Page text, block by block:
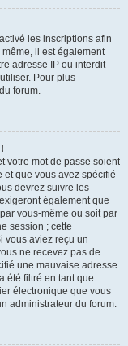
les inscriptions afin
il est également
adresse IP ou interdit
Pour plus
forum.
votre mot de passe soient
et que vous avez spécifié
devrez suivre les
également que
vous-même ou soit par
session ; cette
vous aviez reçu un
ne recevez pas de
une mauvaise adresse
été filtré en tant que
électronique que vous
administrateur du forum.